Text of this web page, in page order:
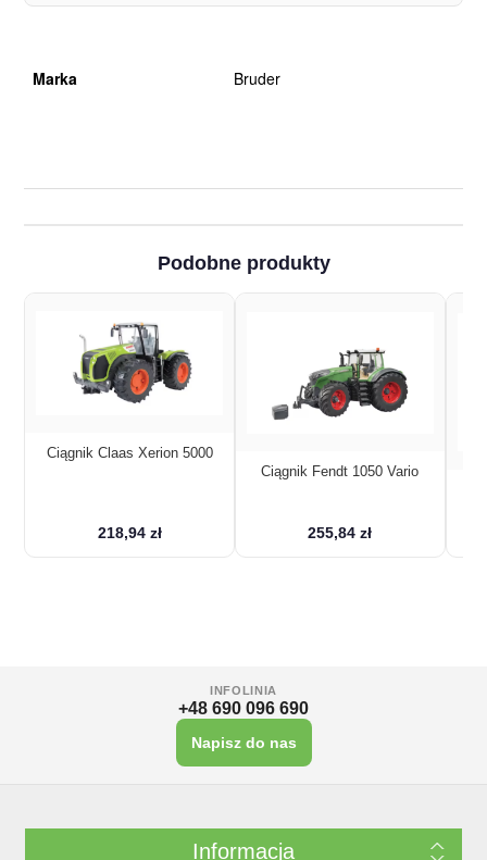
Marka Bruder
Podobne produkty
255,84 zł 168,51 zł
INFOLINIA
+48 690 096 690
Napisz do nas
Informacja